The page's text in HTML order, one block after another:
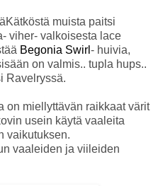
muista paitsi
viher- valkoisesta lace
Begonia Swirl - huivia,
on valmis.. tupla hups..
Ravelryssä.
on miellyttävän raikkaat värit
usein käytä vaaleita
vaikutuksen.
vaaleiden ja viileiden